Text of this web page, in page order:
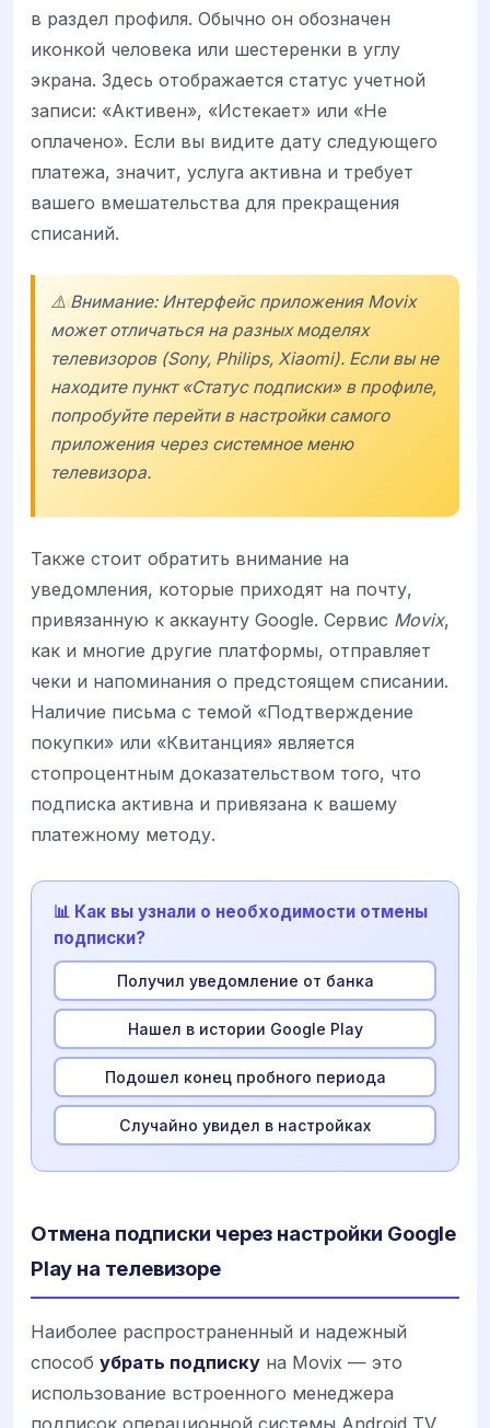
в раздел профиля. Обычно он обозначен
иконкой человека или шестеренки в углу
экрана. Здесь отображается статус учетной
записи: «Активен», «Истекает» или «Не
оплачено». Если вы видите дату следующего
платежа, значит, услуга активна и требует
вашего вмешательства для прекращения
списаний.
⚠️ Внимание: Интерфейс приложения Movix
может отличаться на разных моделях
телевизоров (Sony, Philips, Xiaomi). Если вы не
находите пункт «Статус подписки» в профиле,
попробуйте перейти в настройки самого
приложения через системное меню
телевизора.
Также стоит обратить внимание на
уведомления, которые приходят на почту,
привязанную к аккаунту Google. Сервис Movix,
как и многие другие платформы, отправляет
чеки и напоминания о предстоящем списании.
Наличие письма с темой «Подтверждение
покупки» или «Квитанция» является
стопроцентным доказательством того, что
подписка активна и привязана к вашему
платежному методу.
📊 Как вы узнали о необходимости отмены
подписки?
Получил уведомление от банка
Нашел в истории Google Play
Подошел конец пробного периода
Случайно увидел в настройках
Отмена подписки через настройки Google
Play на телевизоре
Наиболее распространенный и надежный
способ убрать подписку на Movix — это
использование встроенного менеджера